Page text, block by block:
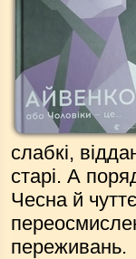
слабкі,
старі. А
Чесна й
переживань.